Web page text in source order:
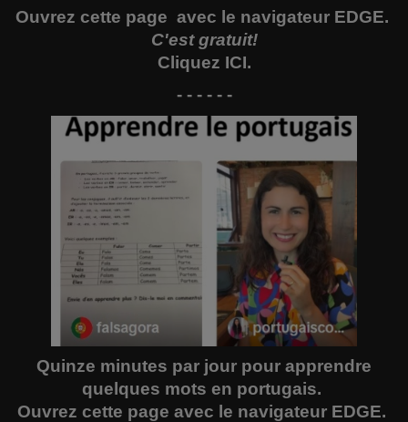
Ouvrez cette page avec le navigateur EDGE.
C'est gratuit!
Cliquez ICI.
- - - - - -
Quinze minutes par jour pour apprendre
quelques mots en portugais.
Ouvrez cette page avec le navigateur EDGE.